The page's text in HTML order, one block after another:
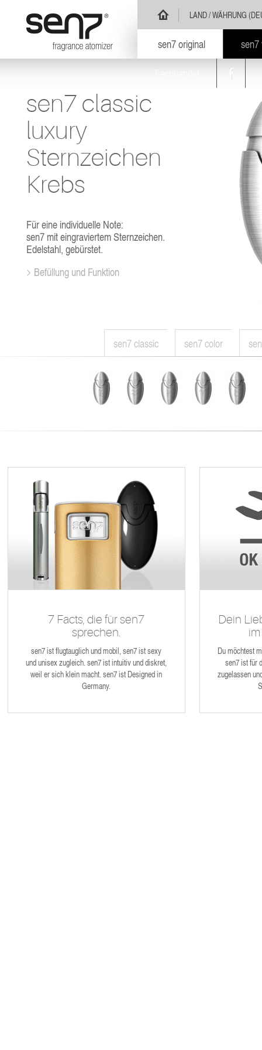
sen7 classic
luxury
Sternzeichen
Krebs
Für eine individuelle Note:
sen7 mit eingraviertem Sternzeichen.
Edelstahl, gebürstet.
Befüllung und Funktion
sen7 classic sen7 color
7 Facts, die für sen7
sprechen.
sen7 ist flugtauglich und mobil, sen7 ist sexy
und unisex zugleich. sen7 ist intuitiv und diskret,
weil er sich klein macht. sen7 ist Designed in
Germany.
Dein
Du möchtest
sen7 ist für
zugelassen
sen7 -
sen7 original
sen7
LAND / WÄHRUNG